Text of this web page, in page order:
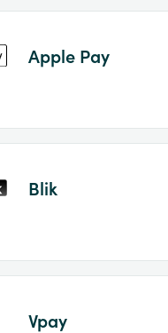
Apple Pay
Blik
Vpay